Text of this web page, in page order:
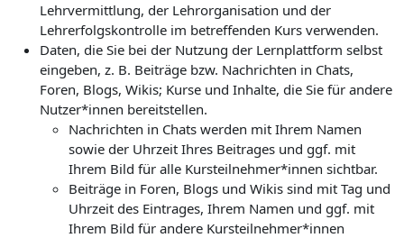
Lehrvermittlung, der Lehrorganisation und der
Lehrerfolgskontrolle im betreffenden Kurs verwenden.
Daten, die Sie bei der Nutzung der Lernplattform selbst
eingeben, z. B. Beiträge bzw. Nachrichten in Chats,
Foren, Blogs, Wikis; Kurse und Inhalte, die Sie für andere
Nutzer*innen bereitstellen.
Nachrichten in Chats werden mit Ihrem Namen
sowie der Uhrzeit Ihres Beitrages und ggf. mit
Ihrem Bild für alle Kursteilnehmer*innen sichtbar.
Beiträge in Foren, Blogs und Wikis sind mit Tag und
Uhrzeit des Eintrages, Ihrem Namen und ggf. mit
Ihrem Bild für andere Kursteilnehmer*innen